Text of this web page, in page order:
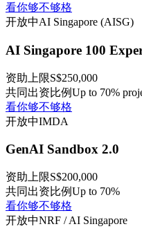
看你够不够格
开放中AI Singapore (AISG)
AI Singapore 100
资助上限S$250,000
共同出资比例Up to 70%
看你够不够格
开放中IMDA
GenAI Sandbox 2.0
资助上限S$200,000
共同出资比例Up to 70%
看你够不够格
开放中NRF / AI Singapore